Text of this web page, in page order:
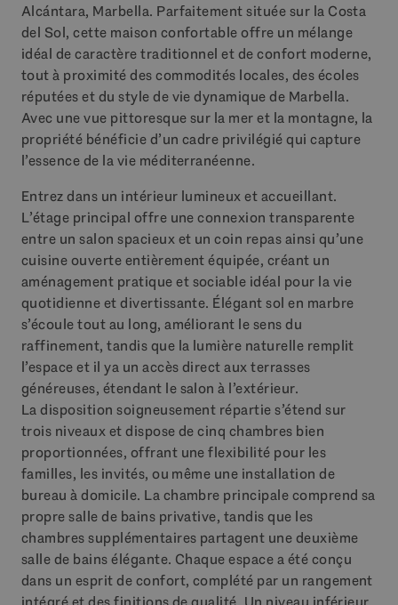
Alcántara, Marbella. Parfaitement située sur la Costa
del Sol, cette maison confortable offre un mélange
idéal de caractère traditionnel et de confort moderne,
tout à proximité des commodités locales, des écoles
réputées et du style de vie dynamique de Marbella.
Avec une vue pittoresque sur la mer et la montagne, la
propriété bénéficie d’un cadre privilégié qui capture
l’essence de la vie méditerranéenne.
Entrez dans un intérieur lumineux et accueillant.
L’étage principal offre une connexion transparente
entre un salon spacieux et un coin repas ainsi qu’une
cuisine ouverte entièrement équipée, créant un
aménagement pratique et sociable idéal pour la vie
quotidienne et divertissante. Élégant sol en marbre
s’écoule tout au long, améliorant le sens du
raffinement, tandis que la lumière naturelle remplit
l’espace et il ya un accès direct aux terrasses
généreuses, étendant le salon à l’extérieur.
La disposition soigneusement répartie s’étend sur
trois niveaux et dispose de cinq chambres bien
proportionnées, offrant une flexibilité pour les
familles, les invités, ou même une installation de
bureau à domicile. La chambre principale comprend sa
propre salle de bains privative, tandis que les
chambres supplémentaires partagent une deuxième
salle de bains élégante. Chaque espace a été conçu
dans un esprit de confort, complété par un rangement